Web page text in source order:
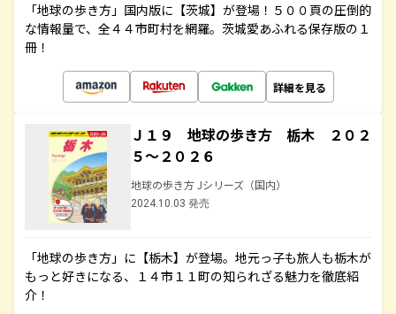
「地球の歩き方」国内版に【茨城】が登場！５００頁の圧倒的
な情報量で、全４４市町村を網羅。茨城愛あふれる保存版の１
冊！
詳細を見る
Ｊ１９ 地球の歩き方 栃木 ２０２
５～２０２６
地球の歩き方 Jシリーズ（国内）
2024.10.03 発売
「地球の歩き方」に【栃木】が登場。地元っ子も旅人も栃木が
もっと好きになる、１４市１１町の知られざる魅力を徹底紹
介！